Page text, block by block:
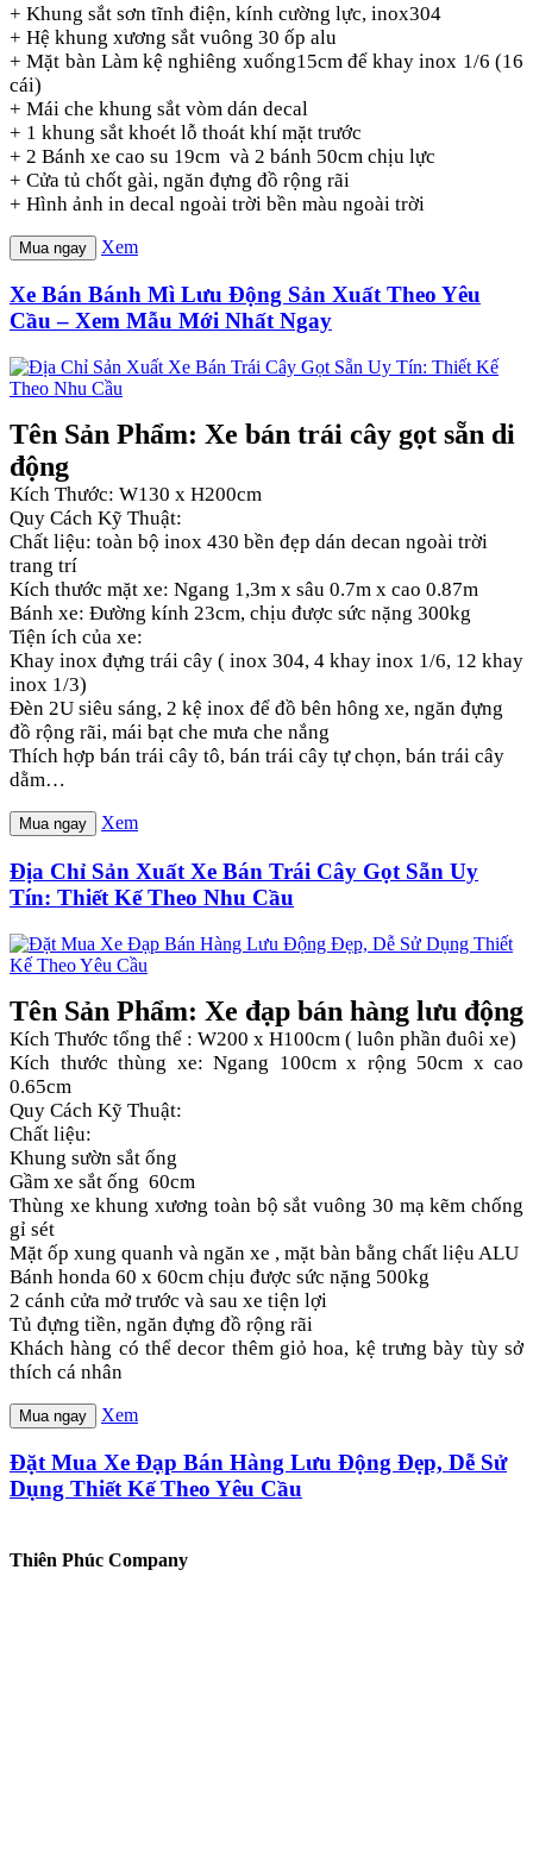
+ Khung sắt sơn tĩnh điện, kính cường lực, inox304
+ Hệ khung xương sắt vuông 30 ốp alu
+ Mặt bàn Làm kệ nghiêng xuống15cm để khay inox 1/6 (16
cái)
+ Mái che khung sắt vòm dán decal
+ 1 khung sắt khoét lỗ thoát khí mặt trước
+ 2 Bánh xe cao su 19cm và 2 bánh 50cm chịu lực
+ Cửa tủ chốt gài, ngăn đựng đồ rộng rãi
+ Hình ảnh in decal ngoài trời bền màu ngoài trời
Mua ngay Xem
Xe Bán Bánh Mì Lưu Động Sản Xuất Theo Yêu
Cầu – Xem Mẫu Mới Nhất Ngay
Tên Sản Phẩm: Xe bán trái cây gọt sẵn di
động
Kích Thước: W130 x H200cm
Quy Cách Kỹ Thuật:
Chất liệu: toàn bộ inox 430 bền đẹp dán decan ngoài trời
trang trí
Kích thước mặt xe: Ngang 1,3m x sâu 0.7m x cao 0.87m
Bánh xe: Đường kính 23cm, chịu được sức nặng 300kg
Tiện ích của xe:
Khay inox đựng trái cây ( inox 304, 4 khay inox 1/6, 12 khay
inox 1/3)
Đèn 2U siêu sáng, 2 kệ inox để đồ bên hông xe, ngăn đựng
đồ rộng rãi, mái bạt che mưa che nắng
Thích hợp bán trái cây tô, bán trái cây tự chọn, bán trái cây
dằm…
Mua ngay Xem
Địa Chỉ Sản Xuất Xe Bán Trái Cây Gọt Sẵn Uy
Tín: Thiết Kế Theo Nhu Cầu
Tên Sản Phẩm: Xe đạp bán hàng lưu động
Kích Thước tổng thể : W200 x H100cm ( luôn phần đuôi xe)
Kích thước thùng xe: Ngang 100cm x rộng 50cm x cao
0.65cm
Quy Cách Kỹ Thuật:
Chất liệu:
Khung sườn sắt ống
Gầm xe sắt ống 60cm
Thùng xe khung xương toàn bộ sắt vuông 30 mạ kẽm chống
gỉ sét
Mặt ốp xung quanh và ngăn xe , mặt bàn bằng chất liệu ALU
Bánh honda 60 x 60cm chịu được sức nặng 500kg
2 cánh cửa mở trước và sau xe tiện lợi
Tủ đựng tiền, ngăn đựng đồ rộng rãi
Khách hàng có thể decor thêm giỏ hoa, kệ trưng bày tùy sở
thích cá nhân
Mua ngay Xem
Đặt Mua Xe Đạp Bán Hàng Lưu Động Đẹp, Dễ Sử
Dụng Thiết Kế Theo Yêu Cầu
Thiên Phúc Company